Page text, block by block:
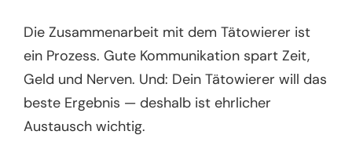
Die Zusammenarbeit mit dem Tätowierer ist
ein Prozess. Gute Kommunikation spart Zeit,
Geld und Nerven. Und: Dein Tätowierer will das
beste Ergebnis — deshalb ist ehrlicher
Austausch wichtig.